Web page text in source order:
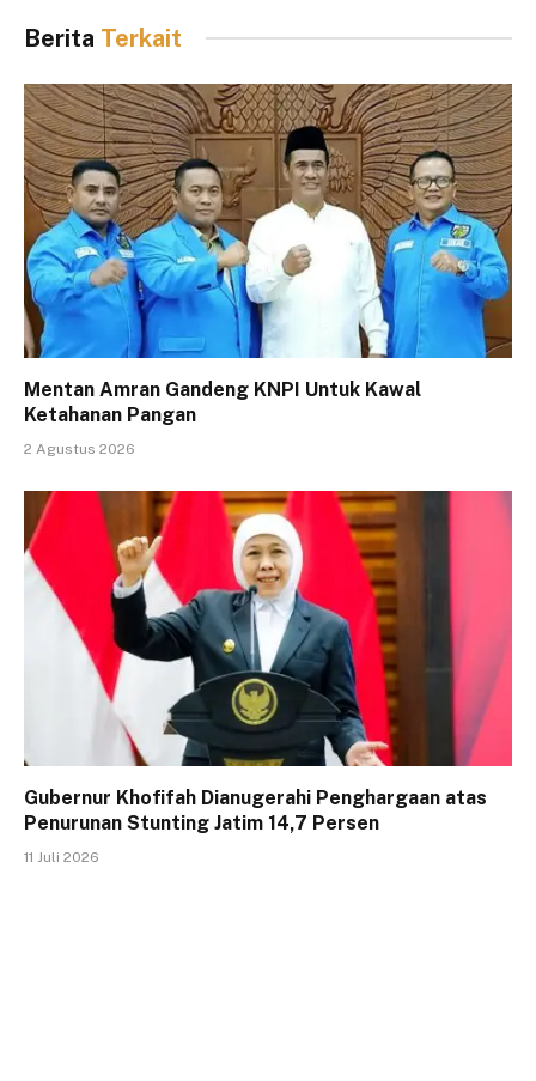
Berita Terkait
Mentan Amran Gandeng KNPI Untuk Kawal
Ketahanan Pangan
2 Agustus 2026
Gubernur Khofifah Dianugerahi Penghargaan atas
Penurunan Stunting Jatim 14,7 Persen
11 Juli 2026